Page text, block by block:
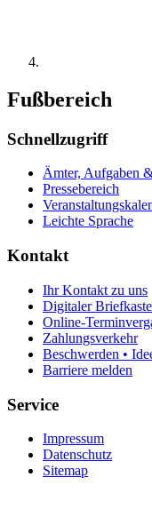
Fußbereich
Schnellzugriff
Ämter, Aufgaben
Pressebereich
Leichte Sprache
Kontakt
Ihr Kontakt zu uns
Digitaler
Online-
Zahlungsverkehr
Beschwerden •
Barriere melden
Service
Impressum
Datenschutz
Sitemap